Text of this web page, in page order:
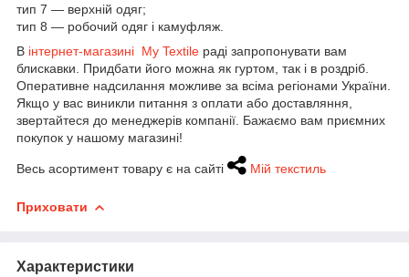
тип 7 — верхній одяг;
тип 8 — робочий одяг і камуфляж.
В інтернет-магазині My Textile раді запропонувати вам
блискавки. Придбати його можна як гуртом, так і в роздріб.
Оперативне надсилання можливе за всіма регіонами України.
Якщо у вас виникли питання з оплати або доставляння,
звертайтеся до менеджерів компанії. Бажаємо вам приємних
покупок у нашому магазині!
Весь асортимент товару є на сайті Мій текстиль
Приховати
Характеристики